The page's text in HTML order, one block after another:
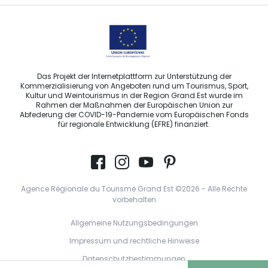
Das Projekt der Internetplattform zur Unterstützung der
Kommerzialisierung von Angeboten rund um Tourismus, Sport,
Kultur und Weintourismus in der Region Grand Est wurde im
Rahmen der Maßnahmen der Europäischen Union zur
Abfederung der COVID-19-Pandemie vom Europäischen Fonds
für regionale Entwicklung (EFRE) finanziert.
Agence Régionale du Tourisme Grand Est ©2026 - Alle Rechte
vorbehalten
Allgemeine Nutzungsbedingungen
Impressum und rechtliche Hinweise
Datenschutzbestimmungen